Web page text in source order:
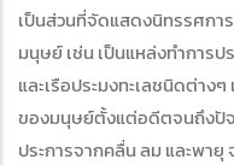
เป็นส่วนที่จัดแสดงนิทรรศกา
มนุษย์ เช่น เป็นแหล่งทำการป
และเรือประมงทะเลชนิดต่าง
ของมนุษย์ตั้งแต่อดีตจนถึงปั
ประการจากคลื่น ลม และพายุ